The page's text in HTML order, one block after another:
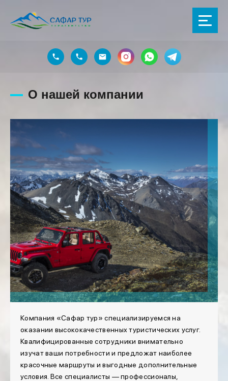
О нашей компании
Компания «Сафар тур» специализируемся на
оказании высококачественных туристических услуг.
Квалифицированные сотрудники внимательно
изучат ваши потребности и предложат наиболее
красочные маршруты и выгодные дополнительные
условия. Все специалисты — профессионалы,